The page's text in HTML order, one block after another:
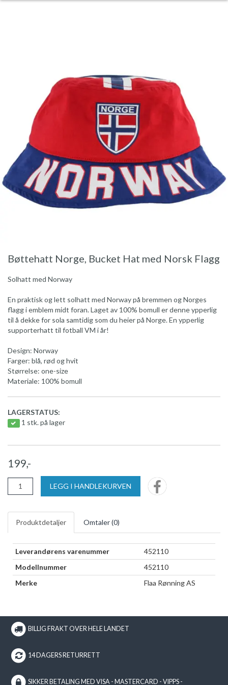
Bøttehatt Norge, Bucket Hat med Norsk Flagg
Solhatt med Norway
En praktisk og lett solhatt med Norway på bremmen og Norges
flagg i emblem midt foran. Laget av 100% bomull er denne ypperlig
til å dekke for sola samtidig som du heier på Norge. En ypperlig
supporterhatt til fotball VM i år!
Design: Norway
Farger: blå, rød og hvit
Størrelse: one-size
Materiale: 100% bomull
LAGERSTATUS:
1 stk. på lager
199,-
LEGG I HANDLEKURVEN
Produktdetaljer Omtaler (0)
Leverandørens varenummer
452110
Modellnummer
452110
Merke
Flaa Rønning AS
BILLIG FRAKT OVER HELE LANDET
14 DAGERS RETURRETT
SIKKER BETALING MED VISA - MASTERCARD - VIPPS -